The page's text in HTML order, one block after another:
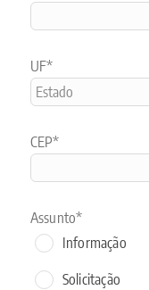
UF*
CEP*
Assunto*
Informação
Solicitação